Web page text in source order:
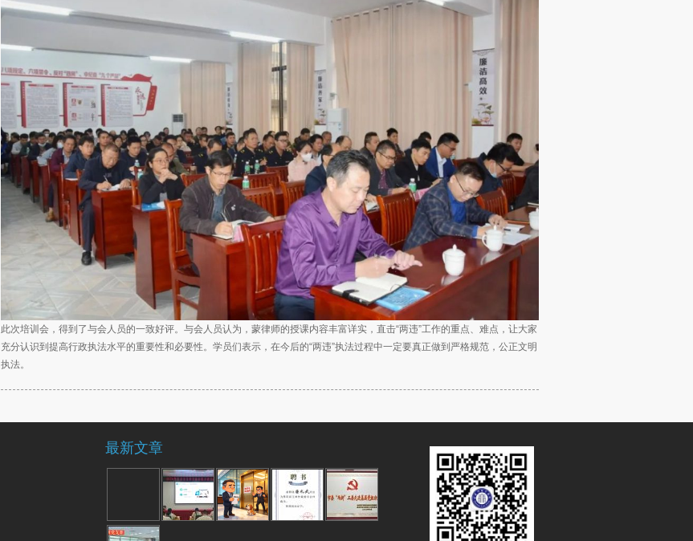
此次培训会，得到了与会人员的一致好评。与会人员认为，蒙律师的授课内容丰富详实，直击“两违”工作的重点、难点，让大家
充分认识到提高行政执法水平的重要性和必要性。学员们表示，在今后的“两违”执法过程中一定要真正做到严格规范，公正文明
执法。
最新文章